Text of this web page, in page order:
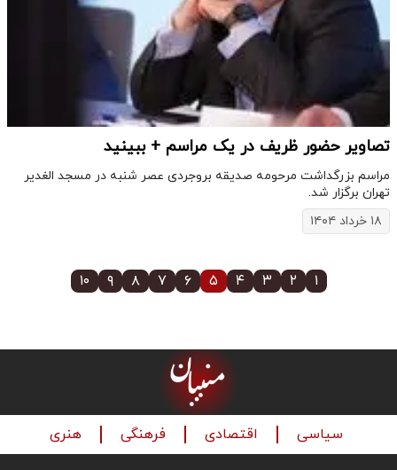
تصاویر حضور ظریف در یک مراسم + ببینید
مراسم بزرگداشت مرحومه صدیقه بروجردی عصر شنبه در مسجد الغدیر
تهران برگزار شد.
۱۸ خرداد ۱۴۰۴
۱ ۲ ۳ ۴ ۵ ۶ ۷ ۸ ۹ ۱۰
سیاسی اقتصادی فرهنگی هنری